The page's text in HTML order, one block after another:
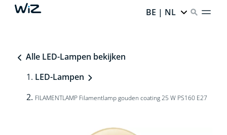
BE | NL
Alle LED-Lampen bekijken
LED-Lampen
FILAMENTLAMP Filamentlamp gouden coating 25 W PS160 E27